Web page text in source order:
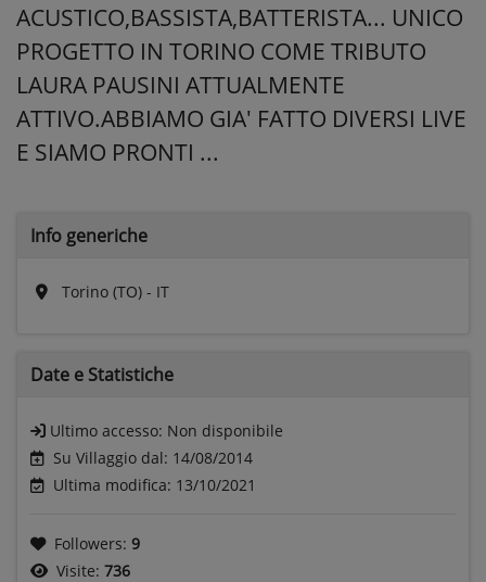
ACUSTICO,BASSISTA,BATTERISTA... UNICO
PROGETTO IN TORINO COME TRIBUTO
LAURA PAUSINI ATTUALMENTE
ATTIVO.ABBIAMO GIA' FATTO DIVERSI LIVE
E SIAMO PRONTI ...
Info generiche
Torino (TO) - IT
Date e Statistiche
Ultimo accesso: Non disponibile
Su Villaggio dal: 14/08/2014
Ultima modifica: 13/10/2021
Followers: 9
Visite: 736